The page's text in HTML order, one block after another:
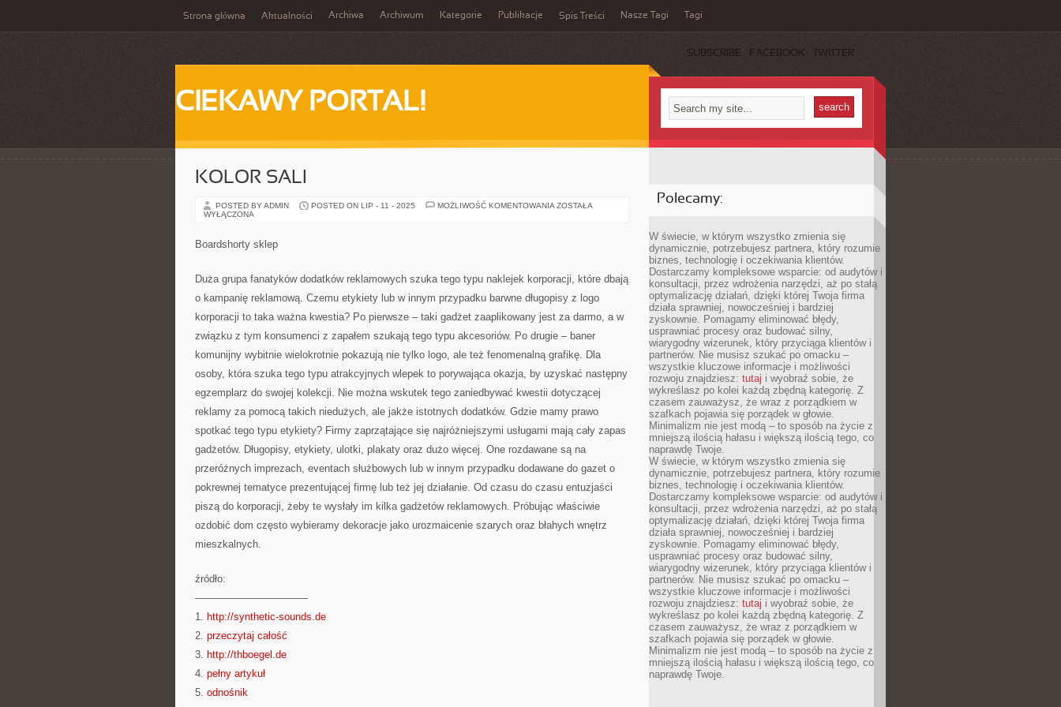
Strona główna Aktualności Archiwa Archiwum Kategorie Publikacje Spis Treści Nasze Tagi Tagi
SUBSCRIBE FACEBOOK TWITTER
CIEKAWY PORTAL!
KOLOR SALI
POSTED BY ADMIN POSTED ON LIP - 11 - 2025 MOŻLIWOŚĆ KOMENTOWANIA KOLOR
ZOSTAŁA
WYŁĄCZONA
Boardshorty sklep
Duża grupa fanatyków dodatków reklamowych szuka tego typu naklejek korporacji, które dbają
o kampanię reklamową. Czemu etykiety lub w innym przypadku barwne długopisy z logo
korporacji to taka ważna kwestia? Po pierwsze – taki gadżet zaaplikowany jest za darmo, a w
związku z tym konsumenci z zapałem szukają tego typu akcesoriów. Po drugie – baner
komunijny wybitnie wielokrotnie pokazują nie tylko logo, ale też fenomenalną grafikę. Dla
osoby, która szuka tego typu atrakcyjnych wlepek to porywająca okazja, by uzyskać następny
egzemplarz do swojej kolekcji. Nie można wskutek tego zaniedbywać kwestii dotyczącej
reklamy za pomocą takich niedużych, ale jakże istotnych dodatków. Gdzie mamy prawo
spotkać tego typu etykiety? Firmy zaprzątające się najróżniejszymi usługami mają cały zapas
gadżetów. Długopisy, etykiety, ulotki, plakaty oraz dużo więcej. One rozdawane są na
przeróżnych imprezach, eventach służbowych lub w innym przypadku dodawane do gazet o
pokrewnej tematyce prezentującej firmę lub też jej działanie. Od czasu do czasu entuzjaści
piszą do korporacji, żeby te wysłały im kilka gadżetów reklamowych. Próbując właściwie
ozdobić dom często wybieramy dekoracje jako urozmaicenie szarych oraz błahych wnętrz
mieszkalnych.
źródło:
———————————
1. http://synthetic-sounds.de
2. przeczytaj całość
3. http://thboegel.de
4. pełny artykuł
5. odnośnik
Polecamy:
W świecie, w którym wszystko zmienia się
dynamicznie, potrzebujesz partnera, który rozumie
biznes, technologię i oczekiwania klientów.
Dostarczamy kompleksowe wsparcie: od audytów i
konsultacji, przez wdrożenia narzędzi, aż po stałą
optymalizację działań, dzięki której Twoja firma
działa sprawniej, nowocześniej i bardziej
zyskownie. Pomagamy eliminować błędy,
usprawniać procesy oraz budować silny,
wiarygodny wizerunek, który przyciąga klientów i
partnerów. Nie musisz szukać po omacku –
wszystkie kluczowe informacje i możliwości
rozwoju znajdziesz: tutaj i wyobraź sobie, że
wykreślasz po kolei każdą zbędną kategorię. Z
czasem zauważysz, że wraz z porządkiem w
szafkach pojawia się porządek w głowie.
Minimalizm nie jest modą – to sposób na życie z
mniejszą ilością hałasu i większą ilością tego, co
naprawdę Twoje.
W świecie, w którym wszystko zmienia się
dynamicznie, potrzebujesz partnera, który rozumie
biznes, technologię i oczekiwania klientów.
Dostarczamy kompleksowe wsparcie: od audytów i
konsultacji, przez wdrożenia narzędzi, aż po stałą
optymalizację działań, dzięki której Twoja firma
działa sprawniej, nowocześniej i bardziej
zyskownie. Pomagamy eliminować błędy,
usprawniać procesy oraz budować silny,
wiarygodny wizerunek, który przyciąga klientów i
partnerów. Nie musisz szukać po omacku –
wszystkie kluczowe informacje i możliwości
rozwoju znajdziesz: tutaj i wyobraź sobie, że
wykreślasz po kolei każdą zbędną kategorię. Z
czasem zauważysz, że wraz z porządkiem w
szafkach pojawia się porządek w głowie.
Minimalizm nie jest modą – to sposób na życie z
mniejszą ilością hałasu i większą ilością tego, co
naprawdę Twoje.